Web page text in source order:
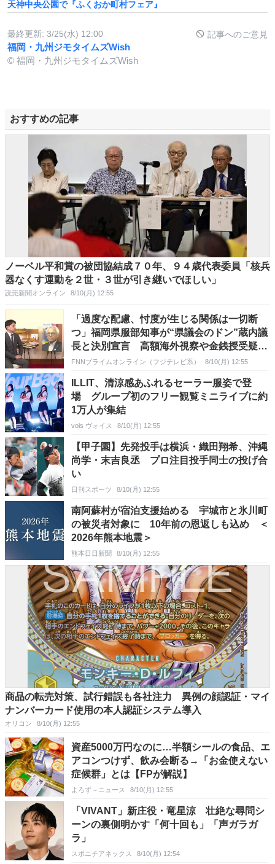
天神中央公園で『ふくおか町村フェア』
最終更新: 3/25(水) 12:00 記事へのご意見
福岡・九州ジモタイムズWish
© 福岡・九州ジモタイムズWish
おすすめの記事
ノーベル平和賞の被団協結成７０年、９４歳代表委員「核兵
器なくす運動を２世・３世が引き継いでほしい」
読売新聞オンライン 8/10(月) 12:55
「過度な配慮、忖度が生じる関係は一切断
つ」福岡県服部知事が“県議会のドン”蔵内議
長と決別宣言 高額海外視察や金銭授受疑惑
めぐり
FNNプライムオンライン（フジテレビ系） 8/10(月) 12:55
ILLIT、清涼感あふれるセーラー服姿で登
場 グループ初のフリー観覧ミニライブに約
1万人が集結
vois ヴォイス 8/10(月) 12:55
【甲子園】先発投手は横浜・織田翔希、沖縄
尚学・末吉良丞 プロ注目投手同士の投げ合
い
日刊スポーツ 8/10(月) 12:55
南阿蘇村が宿泊支援始める 宇城市と氷川町
の被災者対象に 10年前の恩返しも込め ＜
2026年熊本地震＞
熊本日日新聞 8/10(月) 12:55
商品の転売対策、試行錯誤も各社注力 異例の顔認証・マイ
ナンバーカード使用の本人認証システム導入
オリコン 8/10(月) 12:55
資産5000万円なのに…半額シールの食品、エ
アコンつけず、飲み会断る→「お金使えない
症候群」とは【FPが解説】
よろず～ニュース 8/10(月) 12:55
「VIVANT」新庄役・竜星涼 壮絶な尋問シ
ーンの裏側明かす「何十回も」「声ガラガ
ラ」
スポニチアネックス 8/10(月) 12:54